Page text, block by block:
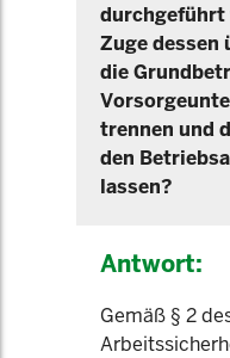
durchgeführt
Zuge dessen
die
trennen und
den
lassen?
Antwort:
Gemäß § 2